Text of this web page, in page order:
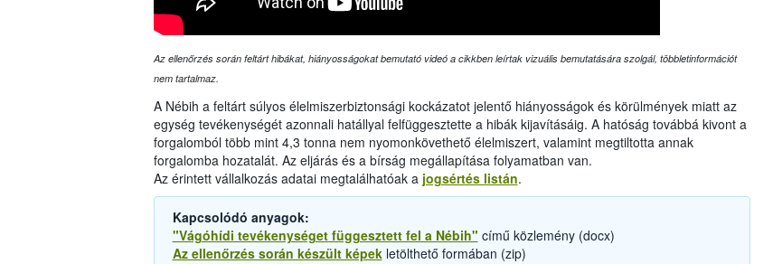
Az ellenőrzés során feltárt hibákat, hiányosságokat bemutató videó a cikkben leírtak vizuális bemutatására szolgál, többletinformációt
nem tartalmaz.
A Nébih a feltárt súlyos élelmiszerbiztonsági kockázatot jelentő hiányosságok és körülmények miatt az
egység tevékenységét azonnali hatállyal felfüggesztette a hibák kijavításáig. A hatóság továbbá kivont a
forgalomból több mint 4,3 tonna nem nyomonkövethető élelmiszert, valamint megtiltotta annak
forgalomba hozatalát. Az eljárás és a bírság megállapítása folyamatban van.
Az érintett vállalkozás adatai megtalálhatóak a jogsértés listán.
Kapcsolódó anyagok:
"Vágóhídi tevékenységet függesztett fel a Nébih" című közlemény (docx)
Az ellenőrzés során készült képekletölthető formában (zip)